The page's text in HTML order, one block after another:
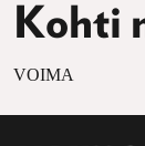
Kohti
VOIMA